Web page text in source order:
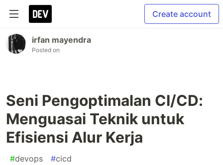
Create account
irfan mayendra
Posted on
Seni Pengoptimalan CI/CD:
Menguasai Teknik untuk
Efisiensi Alur Kerja
#devops #cicd